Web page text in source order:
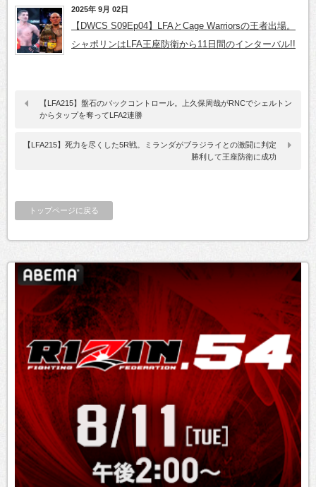
2025年 9月 02日
【DWCS S09Ep04】LFAとCage Warriorsの王者出場。
シャポリンはLFA王座防衛から11日間のインターバル!!
【LFA215】盤石のバックコントロール。上久保周哉がRNCでシェルトン
からタップを奪ってLFA2連勝
【LFA215】死力を尽くした5R戦。ミランダがブラジライとの激闘に判定
勝利して王座防衛に成功
トップページに戻る